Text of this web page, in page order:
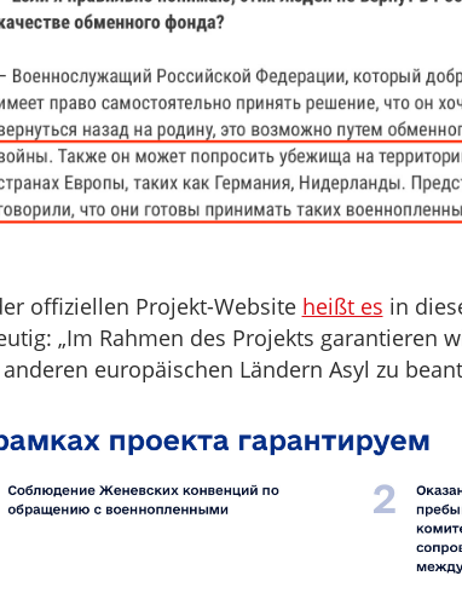
offiziellen Projekt-Website heißt es in
„Im Rahmen des Projekts garantieren
europäischen Ländern Asyl zu